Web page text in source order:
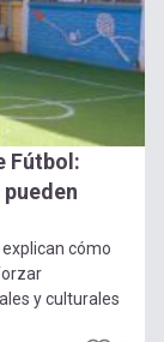
Fútbol:
cómo
y culturales